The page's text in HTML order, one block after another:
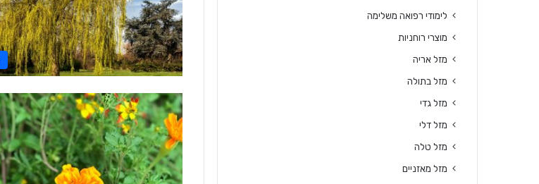
לימודי רפואה משלימה
מוצרי רוחניות
מזל אריה
מזל בתולה
מזל גדי
מזל דלי
מזל טלה
מזל מאזניים